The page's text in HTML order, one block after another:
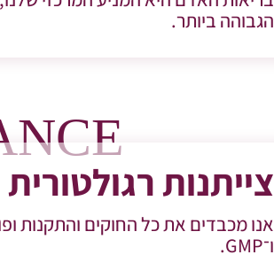
הגבוהה ביותר.
צייתנות רגולטורית
ו־GMP.